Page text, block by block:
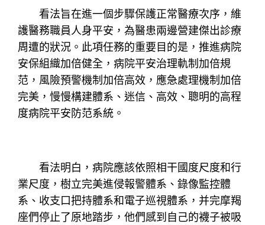
看法旨在進一個步驟保護正常醫療次序，維
護醫務職員人身平安，為醫患兩邊營建傑出診療
周遭的狀況。此項任務的重要目的是，推進病院
安保組織加倍健全，病院平安治理軌制加倍規
范，風險預警機制加倍高效，應急處理機制加倍
完美，慢慢構建體系、迷信、高效、聰明的高程
度病院平安防范系統。
看法明白，病院應該依照相干國度尺度和行
業尺度，樹立完美進侵報警體系、錄像監控體
系、收支口把持體系和電子巡視體系，并完摩羯
座們停止了原地踏步，他們感到自己的襪子被吸